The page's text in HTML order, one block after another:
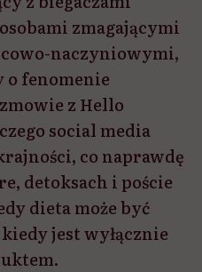
zmagającymi
naczyniowymi,
fenomenie
z Hello
social media
co naprawdę
detoksach i poście
dieta może być
jest wyłącznie